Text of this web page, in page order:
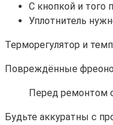
С кнопкой и того
Уплотнитель
Терморегулятор и
Повреждённые
Перед ремонтом
Будьте аккуратны с